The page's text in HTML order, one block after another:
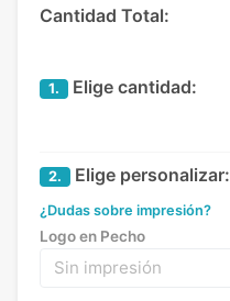
Cantidad Total:
1. Elige cantidad:
2. Elige personalizar:
¿Dudas sobre impresión?
Logo en Pecho
Sin impresión